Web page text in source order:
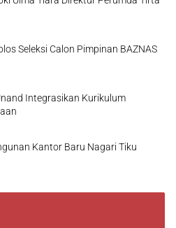
Seleksi Calon Pimpinan BAZNAS
Integrasikan Kurikulum
Kantor Baru Nagari Tiku